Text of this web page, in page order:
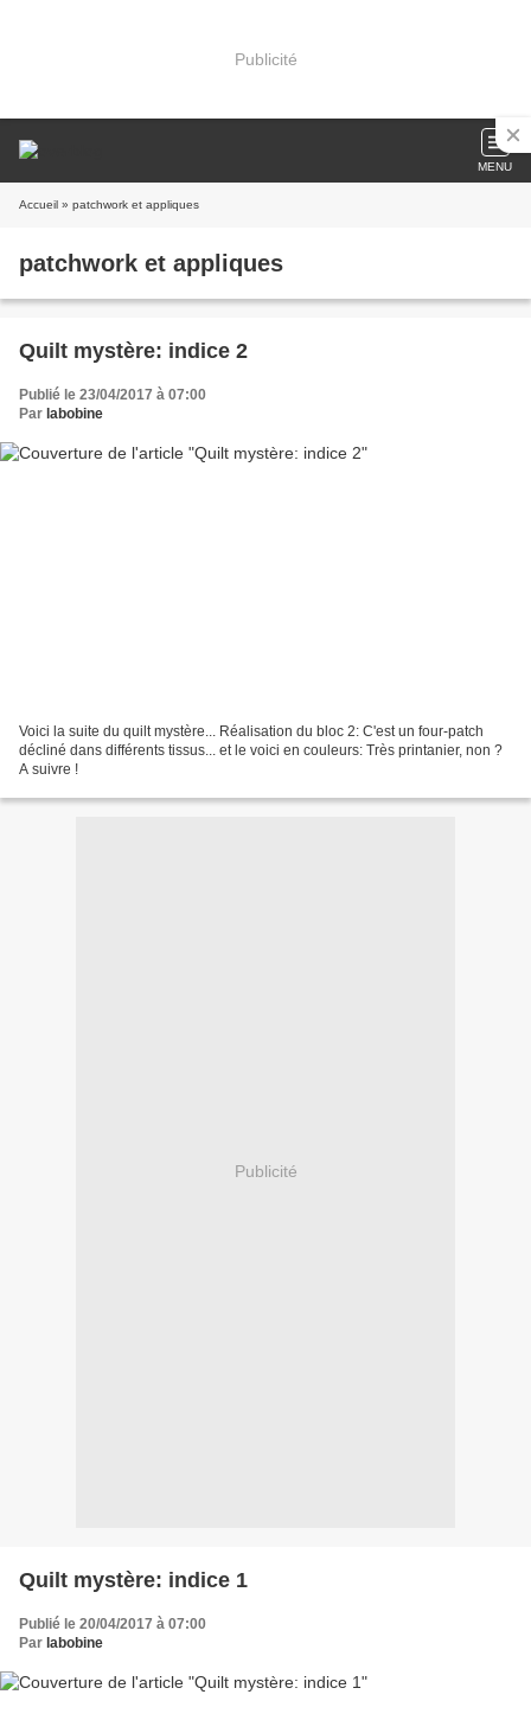
Publicité
MENU
Accueil » patchwork et appliques
patchwork et appliques
Quilt mystère: indice 2
Publié le 23/04/2017 à 07:00
Par labobine
Voici la suite du quilt mystère... Réalisation du bloc 2: C'est un four-patch
décliné dans différents tissus... et le voici en couleurs: Très printanier, non ?
A suivre !
Publicité
Quilt mystère: indice 1
Publié le 20/04/2017 à 07:00
Par labobine